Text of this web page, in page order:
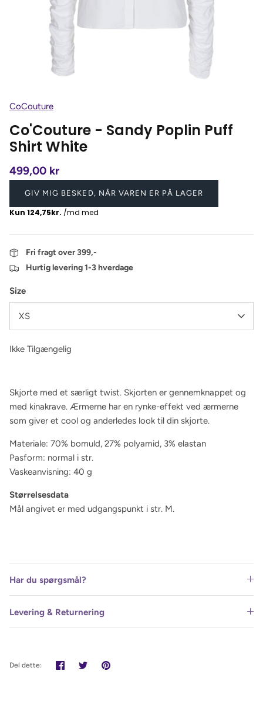
CoCouture
Co'Couture - Sandy Poplin Puff
Shirt White
499,00 kr
GIV MIG BESKED, NÅR VAREN ER PÅ LAGER
Fri fragt over 399,-
Hurtig levering 1-3 hverdage
Size
XS
Ikke Tilgængelig
Skjorte med et særligt twist. Skjorten er gennemknappet og
med kinakrave. Ærmerne har en rynke-effekt ved ærmerne
som giver et cool og anderledes look til din skjorte.
Materiale: 70% bomuld, 27% polyamid, 3% elastan
Pasform: normal i str.
Vaskeanvisning: 40 g
Størrelsesdata
Mål angivet er med udgangspunkt i str. M.
Har du spørgsmål?
Levering & Returnering
Del dette: Del TweetPin